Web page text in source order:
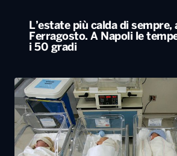
L’estate più calda di sempre,
Ferragosto. A Napoli le
i 50 gradi